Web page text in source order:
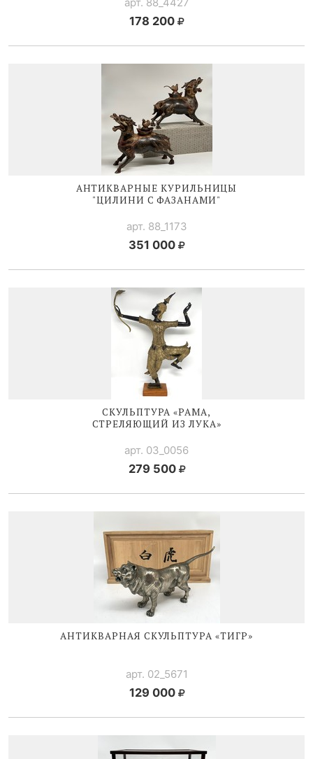
178 200
АНТИКВАРНЫЕ КУРИЛЬНИЦЫ
"ЦИЛИНИ С ФАЗАНАМИ"
арт. 88_1173
351 000
СКУЛЬПТУРА «РАМА,
СТРЕЛЯЮЩИЙ ИЗ ЛУКА»
арт. 03_0056
279 500
АНТИКВАРНАЯ СКУЛЬПТУРА «ТИГР»
арт. 02_5671
129 000